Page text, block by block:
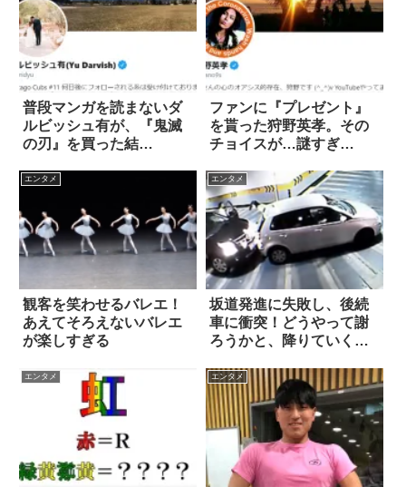
普段マンガを読まないダ
ルビッシュ有が、『鬼滅
の刃』を買った結
ファンに『プレゼント』
を貰った狩野英孝。その
チョイスが…謎すぎ
エンタメ
観客を笑わせるバレエ！
あえてそろえないバレエ
が楽しすぎる
エンタメ
坂道発進に失敗し、後続
車に衝突！どうやって謝
ろうかと、降りていく
エンタメ エンタメ